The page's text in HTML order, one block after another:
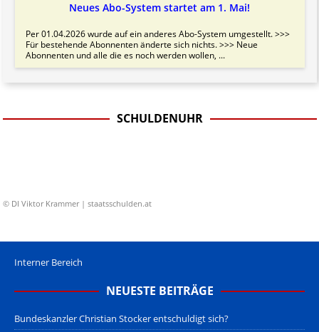
Neues Abo-System startet am 1. Mai!
Per 01.04.2026 wurde auf ein anderes Abo-System umgestellt. >>>
Für bestehende Abonnenten änderte sich nichts. >>> Neue
Abonnenten und alle die es noch werden wollen, ...
SCHULDENUHR
© DI Viktor Krammer | staatsschulden.at
Interner Bereich
NEUESTE BEITRÄGE
Bundeskanzler Christian Stocker entschuldigt sich?